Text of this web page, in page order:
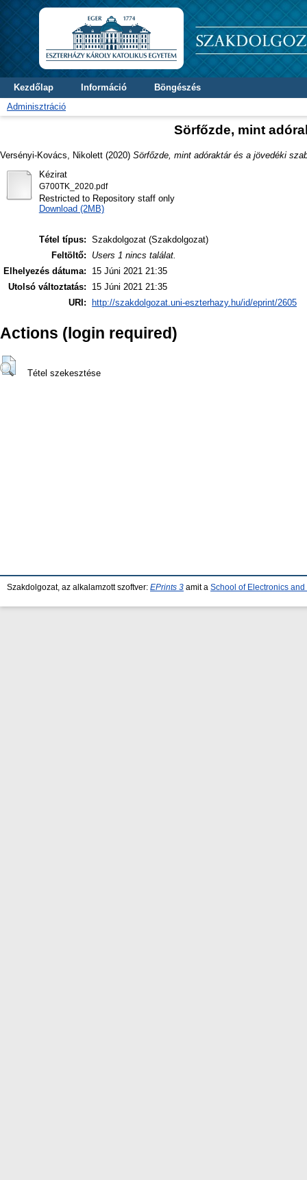
Kezdőlap Információ
Böngészés
Adminisztráció
Sörfőzde, mint
Versényi-Kovács, Nikolett (2020) Sörfőzde, mint adóraktár és a jövedéki
Kézirat
G700TK_2020.pdf
Restricted to Repository staff only
Download (2MB)
Tétel típus: Szakdolgozat (Szakdolgozat)
Feltöltő:
Users 1 nincs találat.
Elhelyezés dátuma:
15 Júni 2021 21:35
Utolsó változtatás:
15 Júni 2021 21:35
URI:
http://szakdolgozat.uni-eszterhazy.hu/id/eprint/2605
Actions (login required)
Tétel szekesztése
Szakdolgozat, az alkalamzott szoftver: EPrints 3 amit a School of Electronics